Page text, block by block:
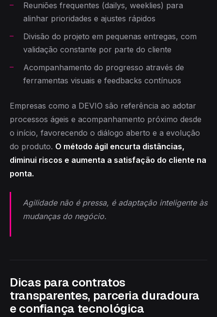
Reuniões frequentes (dailys, weeklies) para
alinhar prioridades e ajustes rápidos
Divisão do projeto em pequenas entregas, com
validação constante por parte do cliente
Acompanhamento do progresso através de
ferramentas visuais e feedbacks contínuos
Empresas como a DEVIO são referência ao adotar
processos ágeis e acompanhamento próximo desde
o início, favorecendo o diálogo aberto e a evolução
do produto. O método ágil encurta distâncias,
diminui riscos e aumenta a satisfação do cliente na
ponta.
Agilidade não é pressa, é adaptação inteligente às
mudanças do negócio.
Dicas para contratos
transparentes, parceria duradoura
e confiança tecnológica